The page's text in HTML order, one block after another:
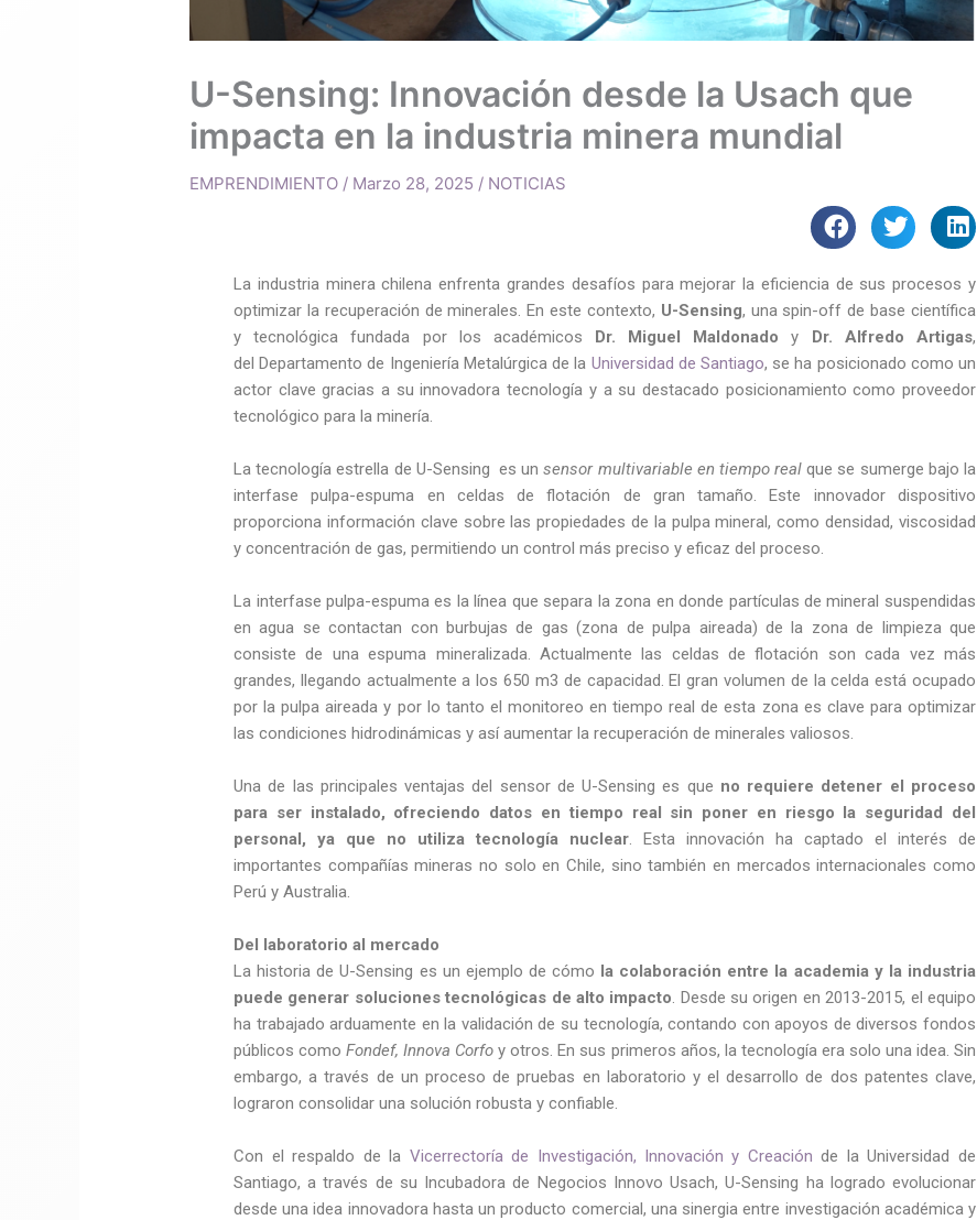
U-Sensing: Innovación desde la Usach que
impacta en la industria minera mundial
EMPRENDIMIENTO / Marzo 28, 2025 / NOTICIAS
La industria minera chilena enfrenta grandes desafíos para mejorar la eficiencia de sus procesos y
optimizar la recuperación de minerales. En este contexto, U-Sensing, una spin-off de base científica
y tecnológica fundada por los académicos Dr. Miguel Maldonado y Dr. Alfredo Artigas,
del Departamento de Ingeniería Metalúrgica de la Universidad de Santiago, se ha posicionado como un
actor clave gracias a su innovadora tecnología y a su destacado posicionamiento como proveedor
tecnológico para la minería.
La tecnología estrella de U-Sensing es unsensor multivariable en tiempo real que se sumerge bajo la
interfase pulpa-espuma en celdas de flotación de gran tamaño. Este innovador dispositivo
proporciona información clave sobre las propiedades de la pulpa mineral, como densidad, viscosidad
y concentración de gas, permitiendo un control más preciso y eficaz del proceso.
La interfase pulpa-espuma es la línea que separa la zona en donde partículas de mineral suspendidas
en agua se contactan con burbujas de gas (zona de pulpa aireada) de la zona de limpieza que
consiste de una espuma mineralizada. Actualmente las celdas de flotación son cada vez más
grandes, llegando actualmente a los 650 m3 de capacidad. El gran volumen de la celda está ocupado
por la pulpa aireada y por lo tanto el monitoreo en tiempo real de esta zona es clave para optimizar
las condiciones hidrodinámicas y así aumentar la recuperación de minerales valiosos.
Una de las principales ventajas del sensor de U-Sensing es que no requiere detener el proceso
para ser instalado, ofreciendo datos en tiempo real sin poner en riesgo la seguridad del
personal, ya que no utiliza tecnología nuclear . Esta innovación ha captado el interés de
importantes compañías mineras no solo en Chile, sino también en mercados internacionales como
Perú y Australia.
Del laboratorio al mercado
La historia de U-Sensing es un ejemplo de cómo la colaboración entre la academia y la industria
puede generar soluciones tecnológicas de alto impacto . Desde su origen en 2013-2015, el equipo
ha trabajado arduamente en la validación de su tecnología, contando con apoyos de diversos fondos
públicos comoFondef, Innova Corfoy otros. En sus primeros años, la tecnología era solo una idea. Sin
embargo, a través de un proceso de pruebas en laboratorio y el desarrollo de dos patentes clave,
lograron consolidar una solución robusta y confiable.
Con el respaldo de la Vicerrectoría de Investigación, Innovación y Creación de la Universidad de
Santiago, a través de su Incubadora de Negocios Innovo Usach, U-Sensing ha logrado evolucionar
desde una idea innovadora hasta un producto comercial, una sinergia entre investigación académica y